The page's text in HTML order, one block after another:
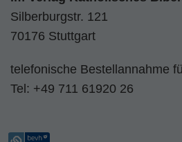
Silberburgstr. 121
70176 Stuttgart
telefonische Bestellannahme
Tel: +49 711 61920 26